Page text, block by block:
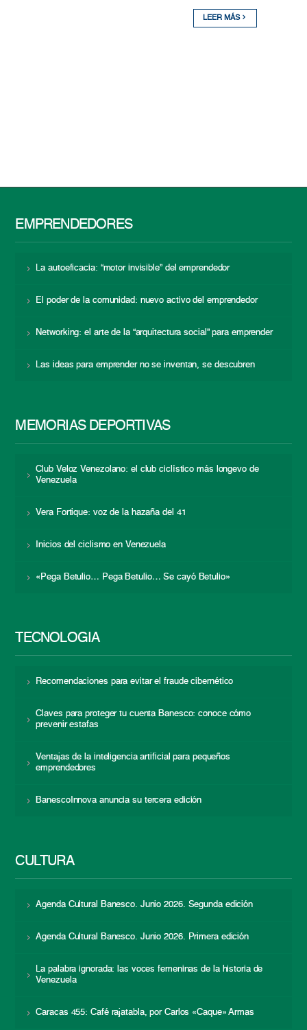
LEER MÁS
EMPRENDEDORES
La autoeficacia: “motor invisible” del emprendedor
El poder de la comunidad: nuevo activo del emprendedor
Networking: el arte de la “arquitectura social” para emprender
Las ideas para emprender no se inventan, se descubren
MEMORIAS DEPORTIVAS
Club Veloz Venezolano: el club ciclístico más longevo de
Venezuela
Vera Fortique: voz de la hazaña del 41
Inicios del ciclismo en Venezuela
«Pega Betulio… Pega Betulio… Se cayó Betulio»
TECNOLOGÍA
Recomendaciones para evitar el fraude cibernético
Claves para proteger tu cuenta Banesco: conoce cómo
prevenir estafas
Ventajas de la inteligencia artificial para pequeños
emprendedores
BanescoInnova anuncia su tercera edición
CULTURA
Agenda Cultural Banesco. Junio 2026. Segunda edición
Agenda Cultural Banesco. Junio 2026. Primera edición
La palabra ignorada: las voces femeninas de la historia de
Venezuela
Caracas 455: Café rajatabla, por Carlos «Caque» Armas